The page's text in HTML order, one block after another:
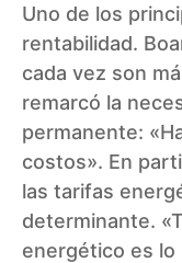
Uno de los
rentabilidad.
cada vez son
remarcó la
permanente:
costos». En
las tarifas
determinante.
energético es lo